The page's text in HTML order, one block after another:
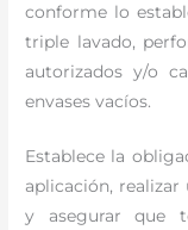
conforme lo
triple lavado,
autorizados y/o
envases vacíos.
Establece la
aplicación,
y asegurar que